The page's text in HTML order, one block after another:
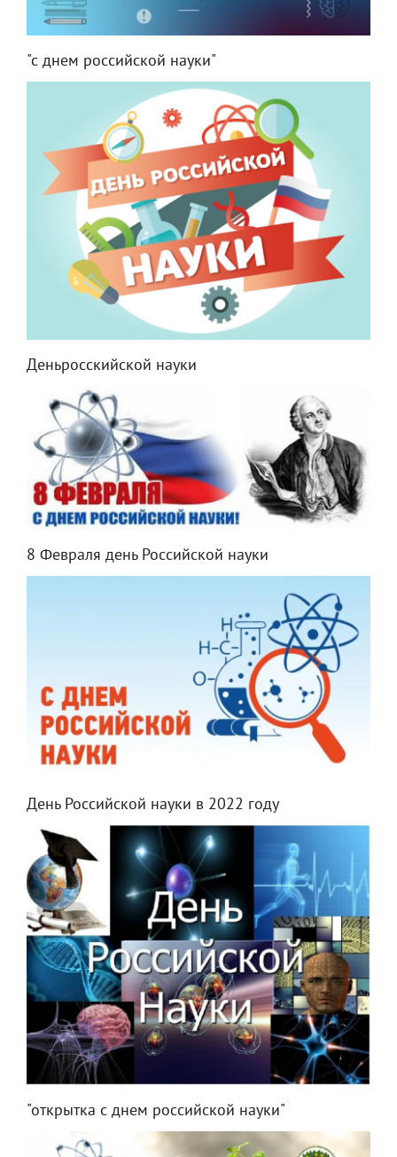
"с днем российской науки"
Деньросскийской науки
8 Февраля день Российской науки
День Российской науки в 2022 году
"открытка с днем российской науки"